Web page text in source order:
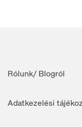
Rólunk/ Blogról
Adatkezelési